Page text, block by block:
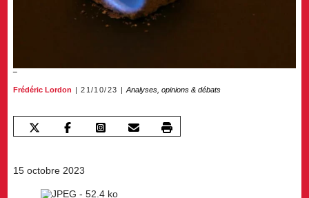
Frédéric Lordon 21/10/23 Analyses, opinions & débats
15 octobre 2023